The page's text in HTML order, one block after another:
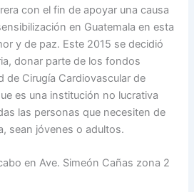
con el fin de apoyar una causa
en Guatemala en esta
y de paz. Este 2015 se decidió
donar parte de los fondos
de Cirugía Cardiovascular de
es una institución no lucrativa
las personas que necesiten de
sean jóvenes o adultos.
en Ave. Simeón Cañas zona 2